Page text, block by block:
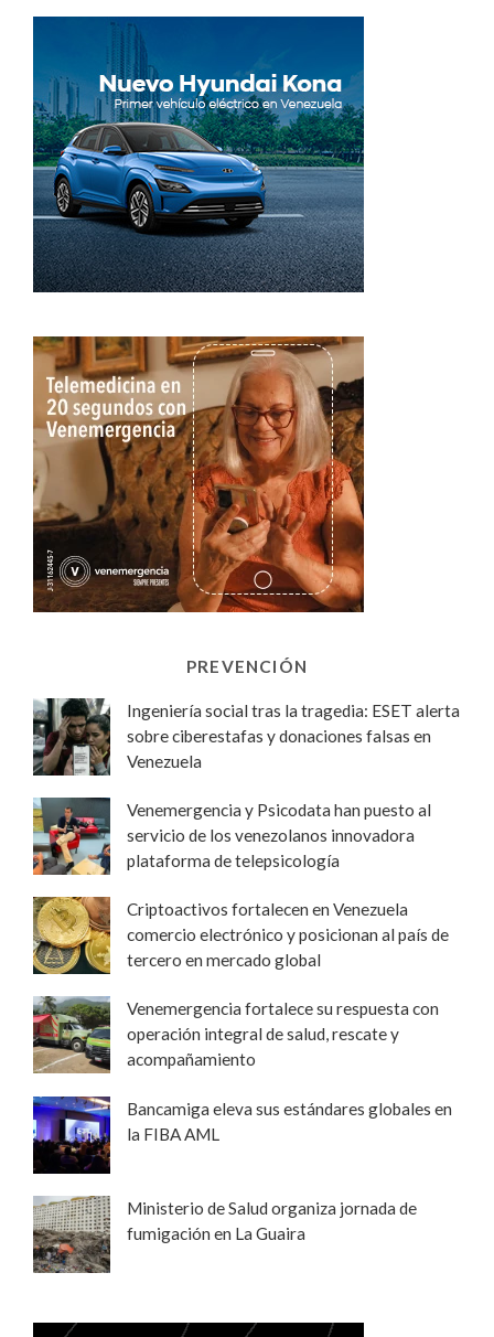
PREVENCIÓN
Ingeniería social tras la tragedia: ESET alerta
sobre ciberestafas y donaciones falsas en
Venezuela
Venemergencia y Psicodata han puesto al
servicio de los venezolanos innovadora
plataforma de telepsicología
Criptoactivos fortalecen en Venezuela
comercio electrónico y posicionan al país de
tercero en mercado global
Venemergencia fortalece su respuesta con
operación integral de salud, rescate y
acompañamiento
Bancamiga eleva sus estándares globales en
la FIBA AML
Ministerio de Salud organiza jornada de
fumigación en La Guaira